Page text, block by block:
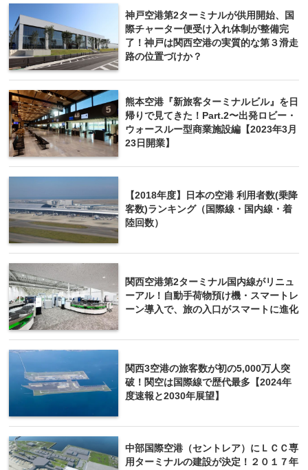
神戸空港第2ターミナルが供用開始、国
際チャーター便受け入れ体制が整備完
了！神戸は関西空港の実質的な第３滑走
路の位置づけか？
熊本空港『新旅客ターミナルビル』を日
帰りで見てきた！Part.2〜出発ロビー・
ウォースルー型商業施設編【2023年3月
23日開業】
【2018年度】日本の空港 利用者数(乗降
客数)ランキング（国際線・国内線・着
陸回数）
関西空港第2ターミナル国内線がリニュ
ーアル！自動手荷物預け機・スマートレ
ーン導入で、旅の入口がスマートに進化
関西3空港の旅客数が初の5,000万人突
破！関空は国際線で歴代最多【2024年
度速報と2030年展望】
中部国際空港（セントレア）にＬＣＣ専
用ターミナルの建設が決定！２０１７年